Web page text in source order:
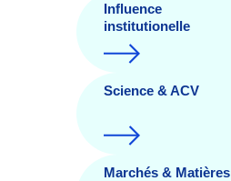
Influence
institutionelle
Science & ACV
Marchés & Matières